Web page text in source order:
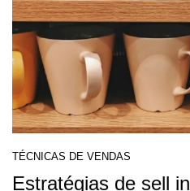
TÉCNICAS DE VENDAS
Estratégias de sell